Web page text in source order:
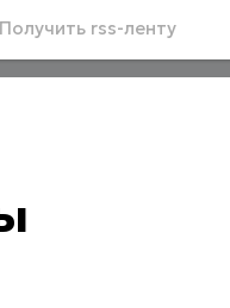
Получить rss-ленту